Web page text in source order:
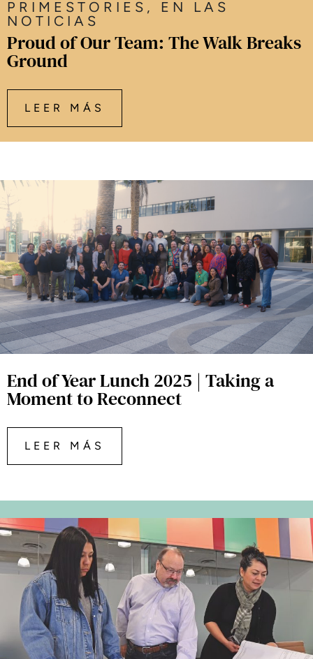
PRIMESTORIES , EN LAS
NOTICIAS
Proud of Our Team: The Walk Breaks
Ground
LEER MÁS
End of Year Lunch 2025 | Taking a
Moment to Reconnect
LEER MÁS